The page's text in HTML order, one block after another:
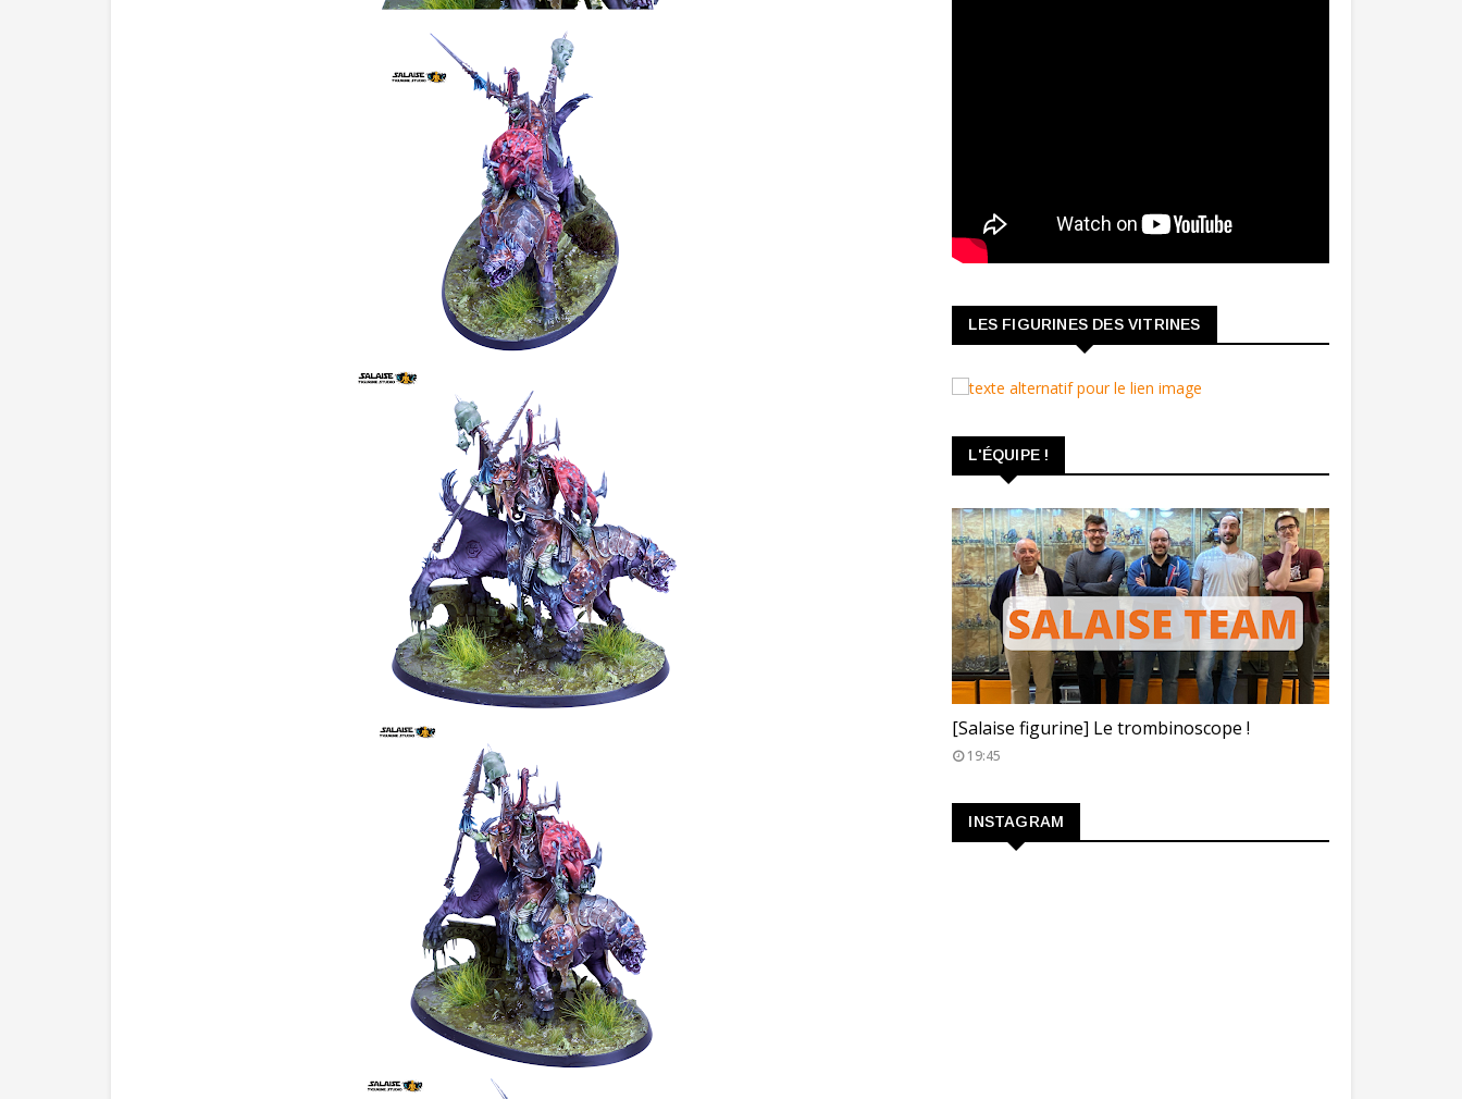
LES FIGURINES DES VITRINES
L'ÉQUIPE !
[Salaise figurine] Le trombinoscope !
19:45
INSTAGRAM